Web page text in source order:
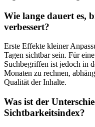
Wie lange dauert es,
verbessert?
Erste Effekte kleiner
Tagen sichtbar sein. Für
Suchbegriffen ist jedoch in
Monaten zu rechnen,
Qualität der Inhalte.
Was ist der
Sichtbarkeitsindex?